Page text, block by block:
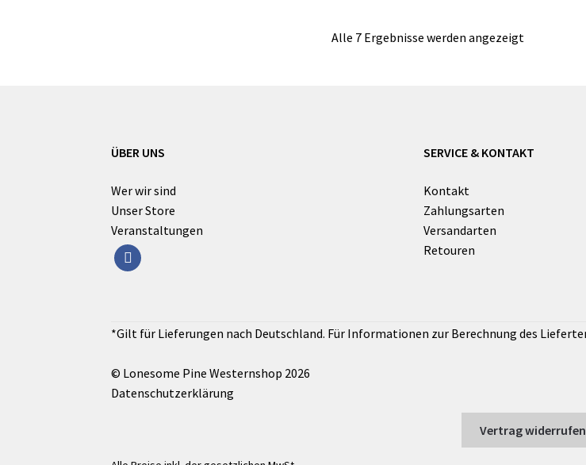
Alle 7 Ergebnisse werden angezeigt
ÜBER UNS
Wer wir sind
Unser Store
Veranstaltungen
facebook
SERVICE & KONTAKT
Kontakt
Zahlungsarten
Versandarten
Retouren
© Lonesome Pine Westernshop 2026
Datenschutzerklärung
Vertrag widerrufen